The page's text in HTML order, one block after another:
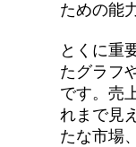
ための能
とくに重
たグラフ
です。売
れまで見
たな市場